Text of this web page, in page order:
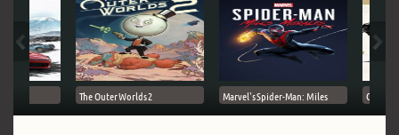
The Outer Worlds 2 Marvel's Spider-Man: Miles Ghost